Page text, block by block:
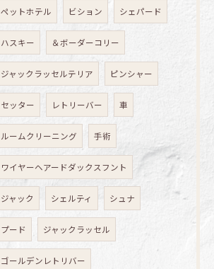
ペットホテル ビション シェパード
ハスキー ＆ボーダーコリー
ジャックラッセルテリア ピンシャー
セッター レトリーバー 車
ルームクリーニング 手術
ワイヤーヘアードダックスフント
ジャック シェルティ シュナ
プード ジャックラッセル
ゴールデンレトリバー